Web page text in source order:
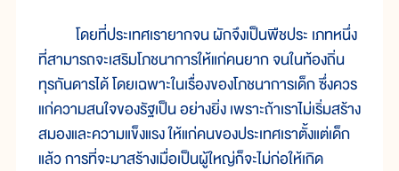
โดยที่ประเทศเรายากจน ผักจึงเป็นพืชประ เภทหนึ่ง
ที่สามารถจะเสริมโภชนาการให้แก่คนยาก จนในท้องถิ่น
ทุรกันดารได้ โดยเฉพาะในเรื่องของโภชนาการเด็ก ซึ่งควร
แก่ความสนใจของรัฐเป็น อย่างยิ่ง เพราะถ้าเราไม่เริ่มสร้าง
สมองและความแข็งแรง ให้แก่คนของประเทศเราตั้งแต่เด็ก
แล้ว การที่จะมาสร้างเมื่อเป็นผู้ใหญ่ก็จะไม่ก่อให้เกิด